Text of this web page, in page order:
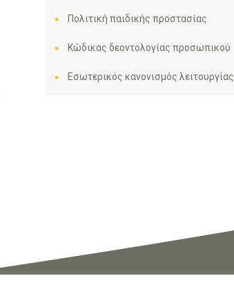
Πολιτική παιδικής προστασίας
Κώδικας δεοντολογίας προσωπικού
Εσωτερικός κανονισμός λειτουργίας